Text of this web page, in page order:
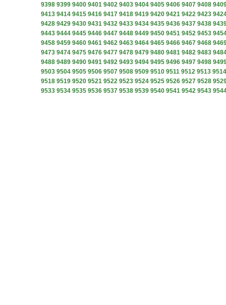
9398 9399 9400 9401 9402 9403 9404 9405 9406 9407 9408
9413 9414 9415 9416 9417 9418 9419 9420 9421 9422 9423
9428 9429 9430 9431 9432 9433 9434 9435 9436 9437 9438
9443 9444 9445 9446 9447 9448 9449 9450 9451 9452 9453
9458 9459 9460 9461 9462 9463 9464 9465 9466 9467 9468
9473 9474 9475 9476 9477 9478 9479 9480 9481 9482 9483
9488 9489 9490 9491 9492 9493 9494 9495 9496 9497 9498
9503 9504 9505 9506 9507 9508 9509 9510 9511 9512 9513 9514
9518 9519 9520 9521 9522 9523 9524 9525 9526 9527 9528
9533 9534 9535 9536 9537 9538 9539 9540 9541 9542 9543